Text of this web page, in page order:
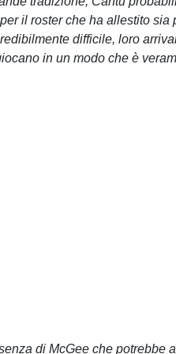
il roster che ha allestito sia
difficile, loro
in un modo che è
di McGee che potrebbe